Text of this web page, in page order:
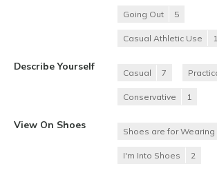
Going Out 5
Casual Athletic Use 1
Describe Yourself
Casual 7
Conservative 1
View On Shoes
Shoes are for Wearing
I'm Into Shoes 2